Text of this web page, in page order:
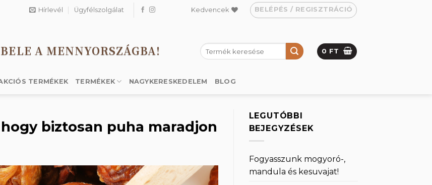
Hírlevél Ügyfélszolgálat Kedvencek BELÉPÉS / REGISZTRÁCIÓ
A MENNYORSZÁGBA!
Keresés
a
0 FT
TERMÉKEK TERMÉKEK NAGYKERESKEDELEM BLOG
biztosan puha maradjon
LEGUTÓBBI
BEJEGYZÉSEK
Fogyasszunk mogyoró-,
mandula és kesuvajat!